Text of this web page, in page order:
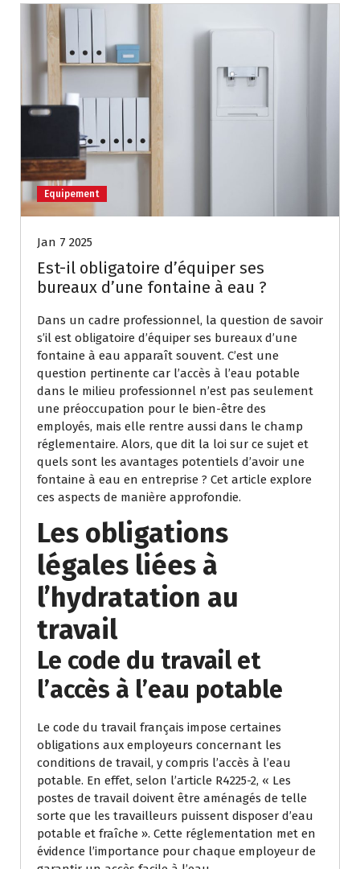
Equipement
Jan 7 2025
Est-il obligatoire d’équiper ses
bureaux d’une fontaine à eau ?
Dans un cadre professionnel, la question de savoir
s’il est obligatoire d’équiper ses bureaux d’une
fontaine à eau apparaît souvent. C’est une
question pertinente car l’accès à l’eau potable
dans le milieu professionnel n’est pas seulement
une préoccupation pour le bien-être des
employés, mais elle rentre aussi dans le champ
réglementaire. Alors, que dit la loi sur ce sujet et
quels sont les avantages potentiels d’avoir une
fontaine à eau en entreprise ? Cet article explore
ces aspects de manière approfondie.
Les obligations
légales liées à
l’hydratation au
travail
Le code du travail et
l’accès à l’eau potable
Le code du travail français impose certaines
obligations aux employeurs concernant les
conditions de travail, y compris l’accès à l’eau
potable. En effet, selon l’article R4225-2, « Les
postes de travail doivent être aménagés de telle
sorte que les travailleurs puissent disposer d’eau
potable et fraîche ». Cette réglementation met en
évidence l’importance pour chaque employeur de